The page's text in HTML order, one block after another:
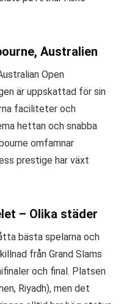
Australien
Open
är uppskattad för sin
faciliteter och
hettan och snabba
omfamnar
prestige har växt
– Olika städer
bästa spelarna och
från Grand Slams
och final. Platsen
Riyadh), men det